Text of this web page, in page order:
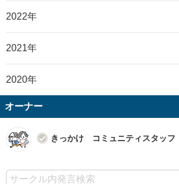
2022年
2021年
2020年
オーナー
きっかけ コミュニティスタッフ